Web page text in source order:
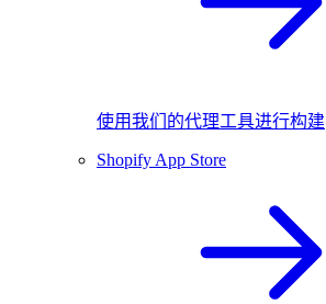
使用我们的代理工具进行构建
Shopify App Store